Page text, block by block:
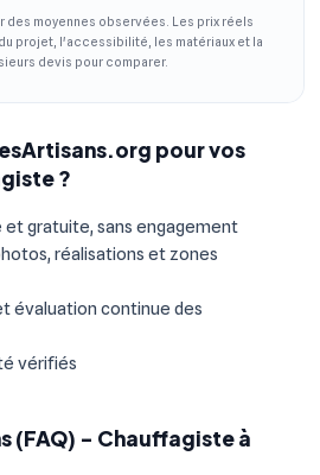
des moyennes observées. Les prix réels
projet, l'accessibilité, les matériaux et la
devis pour comparer.
pour vos
?
et gratuite, sans engagement
réalisations et zones
évaluation continue des
vérifiés
(FAQ) - Chauffagiste à